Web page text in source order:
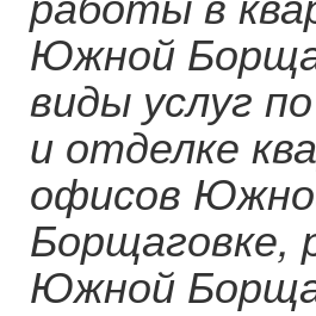
Южной
виды услуг
и отделке
офисов
Борщаговке,
Южной